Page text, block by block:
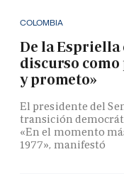
COLOMBIA
De la Espriella
discurso
y prometo»
El presidente del
transición
«En el momento
1977», manifestó